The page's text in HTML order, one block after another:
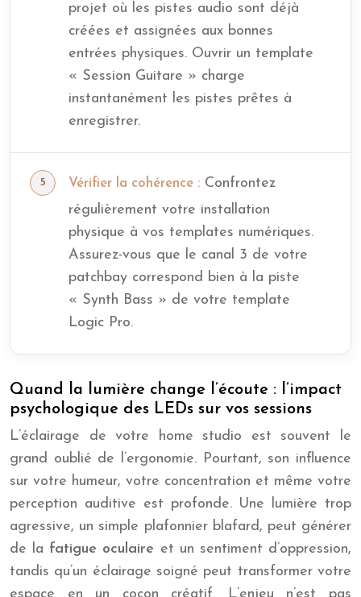
projet où les pistes audio sont déjà
créées et assignées aux bonnes
entrées physiques. Ouvrir un template
« Session Guitare » charge
instantanément les pistes prêtes à
enregistrer.
Vérifier la cohérence : Confrontez
régulièrement votre installation
physique à vos templates numériques.
Assurez-vous que le canal 3 de votre
patchbay correspond bien à la piste
« Synth Bass » de votre template
Logic Pro.
Quand la lumière change l’écoute : l’impact
psychologique des LEDs sur vos sessions
L’éclairage de votre home studio est souvent le
grand oublié de l’ergonomie. Pourtant, son influence
sur votre humeur, votre concentration et même votre
perception auditive est profonde. Une lumière trop
agressive, un simple plafonnier blafard, peut générer
de la fatigue oculaire et un sentiment d’oppression,
tandis qu’un éclairage soigné peut transformer votre